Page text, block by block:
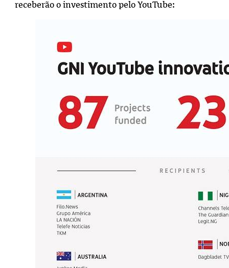
receberão o investimento pelo YouTube: